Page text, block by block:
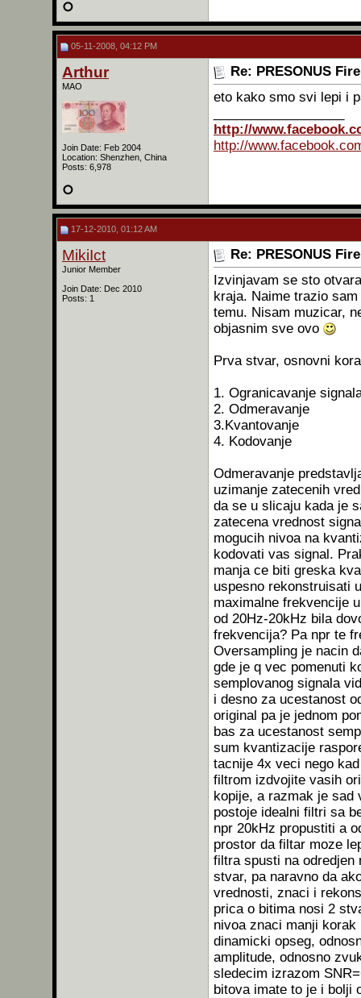
05-11-2008, 04:12 PM
Arthur
MAO
Join Date: Feb 2004
Location: Shenzhen, China
Posts: 6,978
Re: PRESONUS
eto kako smo svi lepi i
http://
http://
17-12-2010, 01:12 AM
MikiIct
Junior Member
Join Date: Dec 2010
Posts: 1
Re: PRESONUS
Izvinjavam se sto
kraja. Naime trazio
temu. Nisam muzicar,
objasnim sve ovo
Prva stvar, osnovni
1. Ogranicavanje
2. Odmeravanje
3.Kvantovanje
4. Kodovanje
Odmeravanje
uzimanje zatecenih
da se u slicaju kada je
zatecena vrednost
mogucih nivoa na
kodovati vas signal.
manja ce biti greska
uspesno rekonstruisati
maximalne frekvencije
od 20Hz-20kHz bila
frekvencija? Pa npr te
Oversampling je nacin
gde je q vec pomenuti
semplovanog signala
i desno za ucestanost
original pa je jednom
bas za ucestanost
sum kvantizacije
tacnije 4x veci nego
filtrom izdvojite vasih
kopije, a razmak je sad
postoje idealni filtri sa
npr 20kHz propustiti a
prostor da filtar moze
filtra spusti na odredjen
stvar, pa naravno da
vrednosti, znaci i
prica o bitima nosi 2
nivoa znaci manji
dinamicki opseg,
amplitude, odnosno
sledecim izrazom
bitova imate to je i bolji